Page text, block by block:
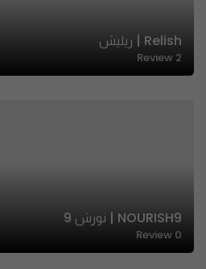
Relish | ريليش
2
Review
NOURISH9 | نورش 9
0
Review